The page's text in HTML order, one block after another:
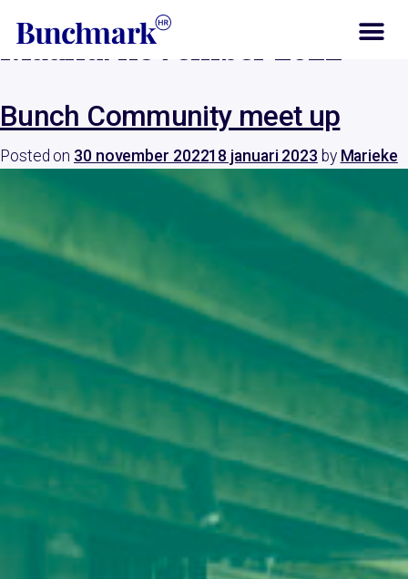
Maand:november 2022
Bunch Community meet up
Posted on 30 november 202218 januari 2023 by Marieke